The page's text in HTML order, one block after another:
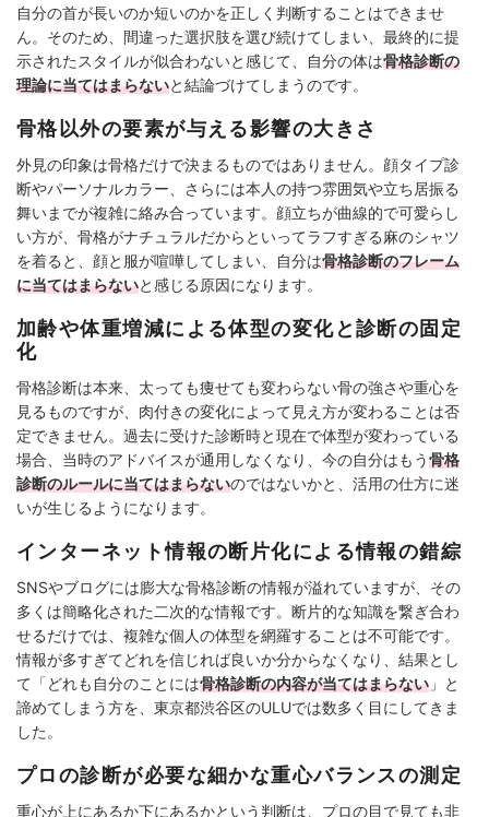
自分の首が長いのか短いのかを正しく判断することはできませ
ん。そのため、間違った選択肢を選び続けてしまい、最終的に提
示されたスタイルが似合わないと感じて、自分の体は骨格診断の
理論に当てはまらないと結論づけてしまうのです。
骨格以外の要素が与える影響の大きさ
外見の印象は骨格だけで決まるものではありません。顔タイプ診
断やパーソナルカラー、さらには本人の持つ雰囲気や立ち居振る
舞いまでが複雑に絡み合っています。顔立ちが曲線的で可愛らし
い方が、骨格がナチュラルだからといってラフすぎる麻のシャツ
を着ると、顔と服が喧嘩してしまい、自分は骨格診断のフレーム
に当てはまらないと感じる原因になります。
加齢や体重増減による体型の変化と診断の固定
化
骨格診断は本来、太っても痩せても変わらない骨の強さや重心を
見るものですが、肉付きの変化によって見え方が変わることは否
定できません。過去に受けた診断時と現在で体型が変わっている
場合、当時のアドバイスが通用しなくなり、今の自分はもう骨格
診断のルールに当てはまらないのではないかと、活用の仕方に迷
いが生じるようになります。
インターネット情報の断片化による情報の錯綜
SNSやブログには膨大な骨格診断の情報が溢れていますが、その
多くは簡略化された二次的な情報です。断片的な知識を繋ぎ合わ
せるだけでは、複雑な個人の体型を網羅することは不可能です。
情報が多すぎてどれを信じれば良いか分からなくなり、結果とし
て「どれも自分のことには骨格診断の内容が当てはまらない 」と
諦めてしまう方を、東京都渋谷区のULUでは数多く目にしてきま
した。
プロの診断が必要な細かな重心バランスの測定
重心が上にあるか下にあるかという判断は、プロの目で見ても非